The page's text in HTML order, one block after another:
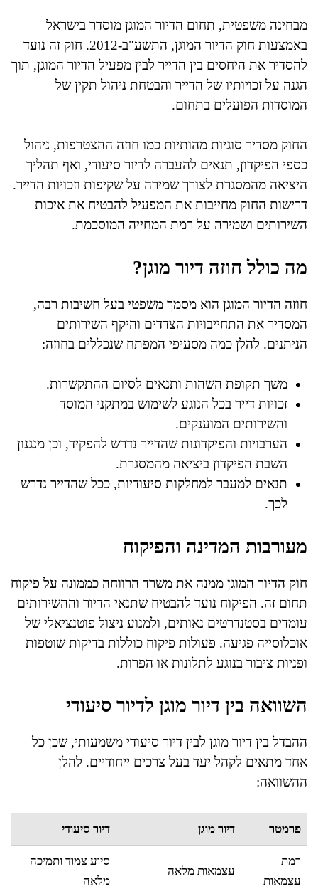
מבחינה משפטית, תחום הדיור המוגן מוסדר בישראל
באמצעות חוק הדיור המוגן, התשע"ב-2012. חוק זה נועד
להסדיר את היחסים בין הדייר לבין מפעיל הדיור המוגן, תוך
הגנה על זכויותיו של הדייר והבטחת ניהול תקין של
המוסדות הפועלים בתחום.
החוק מסדיר סוגיות מהותיות כמו חוזה ההצטרפות, ניהול
כספי הפיקדון, תנאים להעברה לדיור סיעודי, ואף תהליך
היציאה מהמסגרת לצורך שמירה על שקיפות וזכויות הדייר.
דרישות החוק מחייבות את המפעיל להבטיח את איכות
השירותים ושמירה על רמת המחייה המוסכמת.
מה כולל חוזה דיור מוגן?
חוזה הדיור המוגן הוא מסמך משפטי בעל חשיבות רבה,
המסדיר את התחייבויות הצדדים והיקף השירותים
הניתנים. להלן כמה מסעיפי המפתח שנכללים בחוזה:
משך תקופת השהות ותנאים לסיום ההתקשרות.
זכויות דייר בכל הנוגע לשימוש במתקני המוסד
והשירותים המוענקים.
הערבויות והפיקדונות שהדייר נדרש להפקיד, וכן מנגנון
השבת הפיקדון ביציאה מהמסגרת.
תנאים למעבר למחלקות סיעודיות, ככל שהדייר נדרש
לכך.
מעורבות המדינה והפיקוח
חוק הדיור המוגן ממנה את משרד הרווחה כממונה על פיקוח
תחום זה. הפיקוח נועד להבטיח שתנאי הדיור וההשירותים
עומדים בסטנדרטים נאותים, ולמנוע ניצול פוטנציאלי של
אוכלוסייה פגיעה. פעולות פיקוח כוללות בדיקות שוטפות
ופניות ציבור בנוגע לתלונות או הפרות.
השוואה בין דיור מוגן לדיור סיעודי
ההבדל בין דיור מוגן לבין דיור סיעודי משמעותי, שכן כל
אחד מתאים לקהל יעד בעל צרכים ייחודיים. להלן
ההשוואה:
פרמטר דיור מוגן דיור סיעודי
רמת
עצמאות
עצמאות מלאה
סיוע צמוד ותמיכה
מלאה